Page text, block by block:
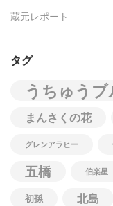
蔵元レポート
タグ
うちゅう
まんさくの花
グレンアラヒー
五橋
伯楽星
初孫 北島